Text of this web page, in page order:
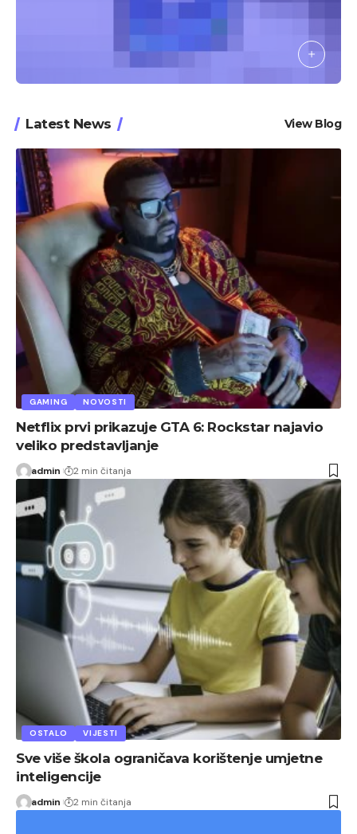
Latest News View Blog
GAMING NOVOSTI
Netflix prvi prikazuje GTA 6: Rockstar najavio
veliko predstavljanje
admin 2 min čitanja
OSTALO VIJESTI
Sve više škola ograničava korištenje umjetne
inteligencije
admin 2 min čitanja